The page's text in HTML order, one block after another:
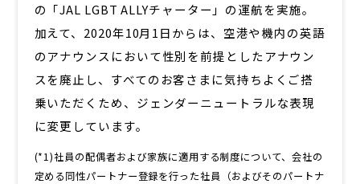
の「JAL LGBT ALLYチャーター」の運航を実施。
加えて、2020年10月1日からは、空港や機内の英語
のアナウンスにおいて性別を前提としたアナウン
スを廃止し、すべてのお客さまに気持ちよくご搭
乗いただくため、ジェンダーニュートラルな表現
に変更しています。
(*1)社員の配偶者および家族に適用する制度について、会社の
定める同性パートナー登録を行った社員（およびそのパートナ